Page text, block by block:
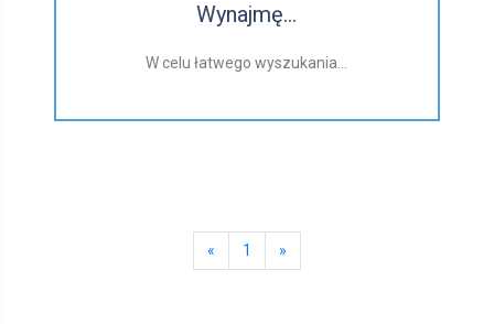
Wynajmę...
W celu łatwego wyszukania...
« 1 »